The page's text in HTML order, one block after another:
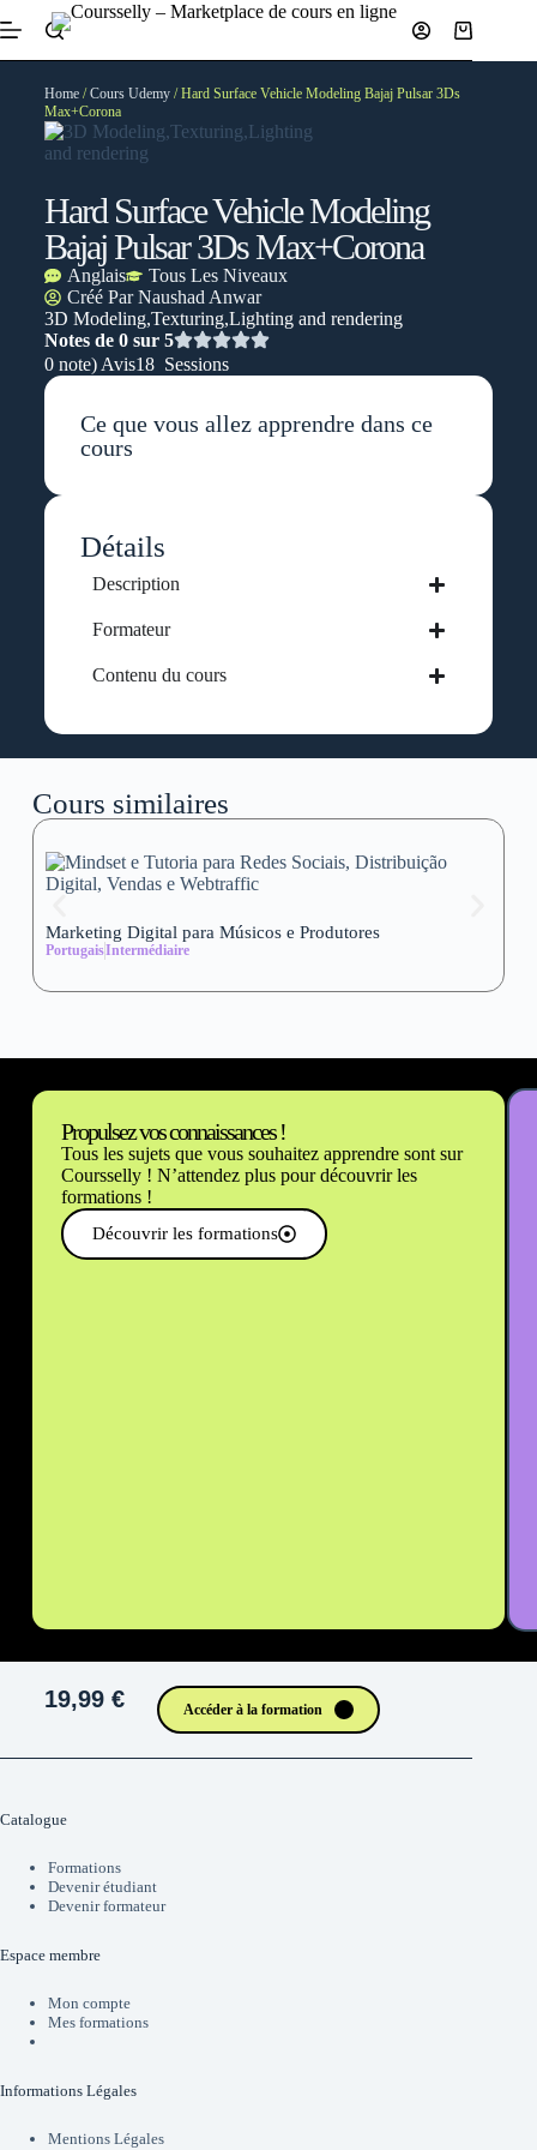
Home/Cours Udemy/ Hard Surface Vehicle Modeling Bajaj Pulsar 3Ds
Max+Corona
Hard Surface Vehicle Modeling
Bajaj Pulsar 3Ds Max+Corona
Anglais
Tous Les Niveaux
Créé ParNaushad Anwar
3D Modeling,Texturing,Lighting and rendering
Notes de 0 sur 5
0 note) Avis18 Sessions
Ce que vous allez apprendre dans ce
cours
Détails
Description
Formateur
Contenu du cours
Cours similaires
Marketing Digital para Músicos e Produtores
PortugaisIntermédiaire
Propulsez vos connaissances !
Tous les sujets que vous souhaitez apprendre sont sur
Coursselly ! N’attendez plus pour découvrir les
formations !
Découvrir les formations
19,99 € Accéder à la formation
Catalogue
Formations
Devenir étudiant
Devenir formateur
Espace membre
Mon compte
Mes formations
Informations Légales
Mentions Légales